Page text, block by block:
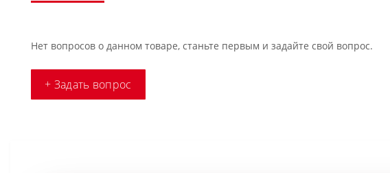
Нет вопросов о данном товаре, станьте первым и задайте свой вопрос.
+ Задать вопрос